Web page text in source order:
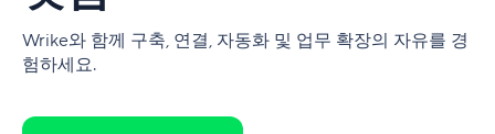
Wrike와 함께 구축, 연결, 자동화 및 업무 확장의 자유를 경
험하세요.